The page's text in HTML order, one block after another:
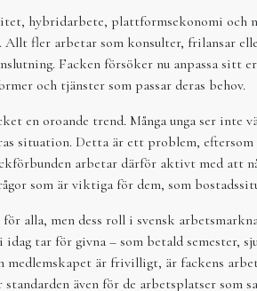
hybridarbete, plattformsekonomi och
fler arbetar som konsulter, frilansar
Facken försöker nu anpassa sitt
och tjänster som passar deras behov.
en oroande trend. Många unga ser inte
situation. Detta är ett problem, eftersom
arbetar därför aktivt med att
som är viktiga för dem, som
alla, men dess roll i svensk
idag tar för givna – som betald semester,
medlemskapet är frivilligt, är fackens
även för de arbetsplatser som